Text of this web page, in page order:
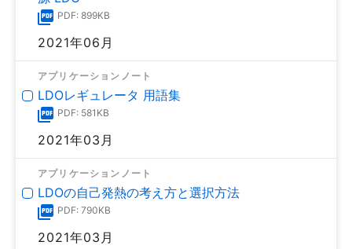
PDF: 899KB
2021年06月
アプリケーションノート
LDOレギュレータ 用語集
PDF: 581KB
2021年03月
アプリケーションノート
LDOの自己発熱の考え方と選択方法
PDF: 790KB
2021年03月